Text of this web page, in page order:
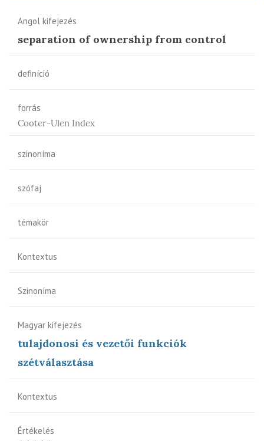
Angol kifejezés
separation of ownership from control
definíció
forrás
Cooter-Ulen Index
szinoníma
szófaj
témakör
Kontextus
Szinoníma
Magyar kifejezés
tulajdonosi és vezetői funkciók
szétválasztása
Kontextus
Értékelés